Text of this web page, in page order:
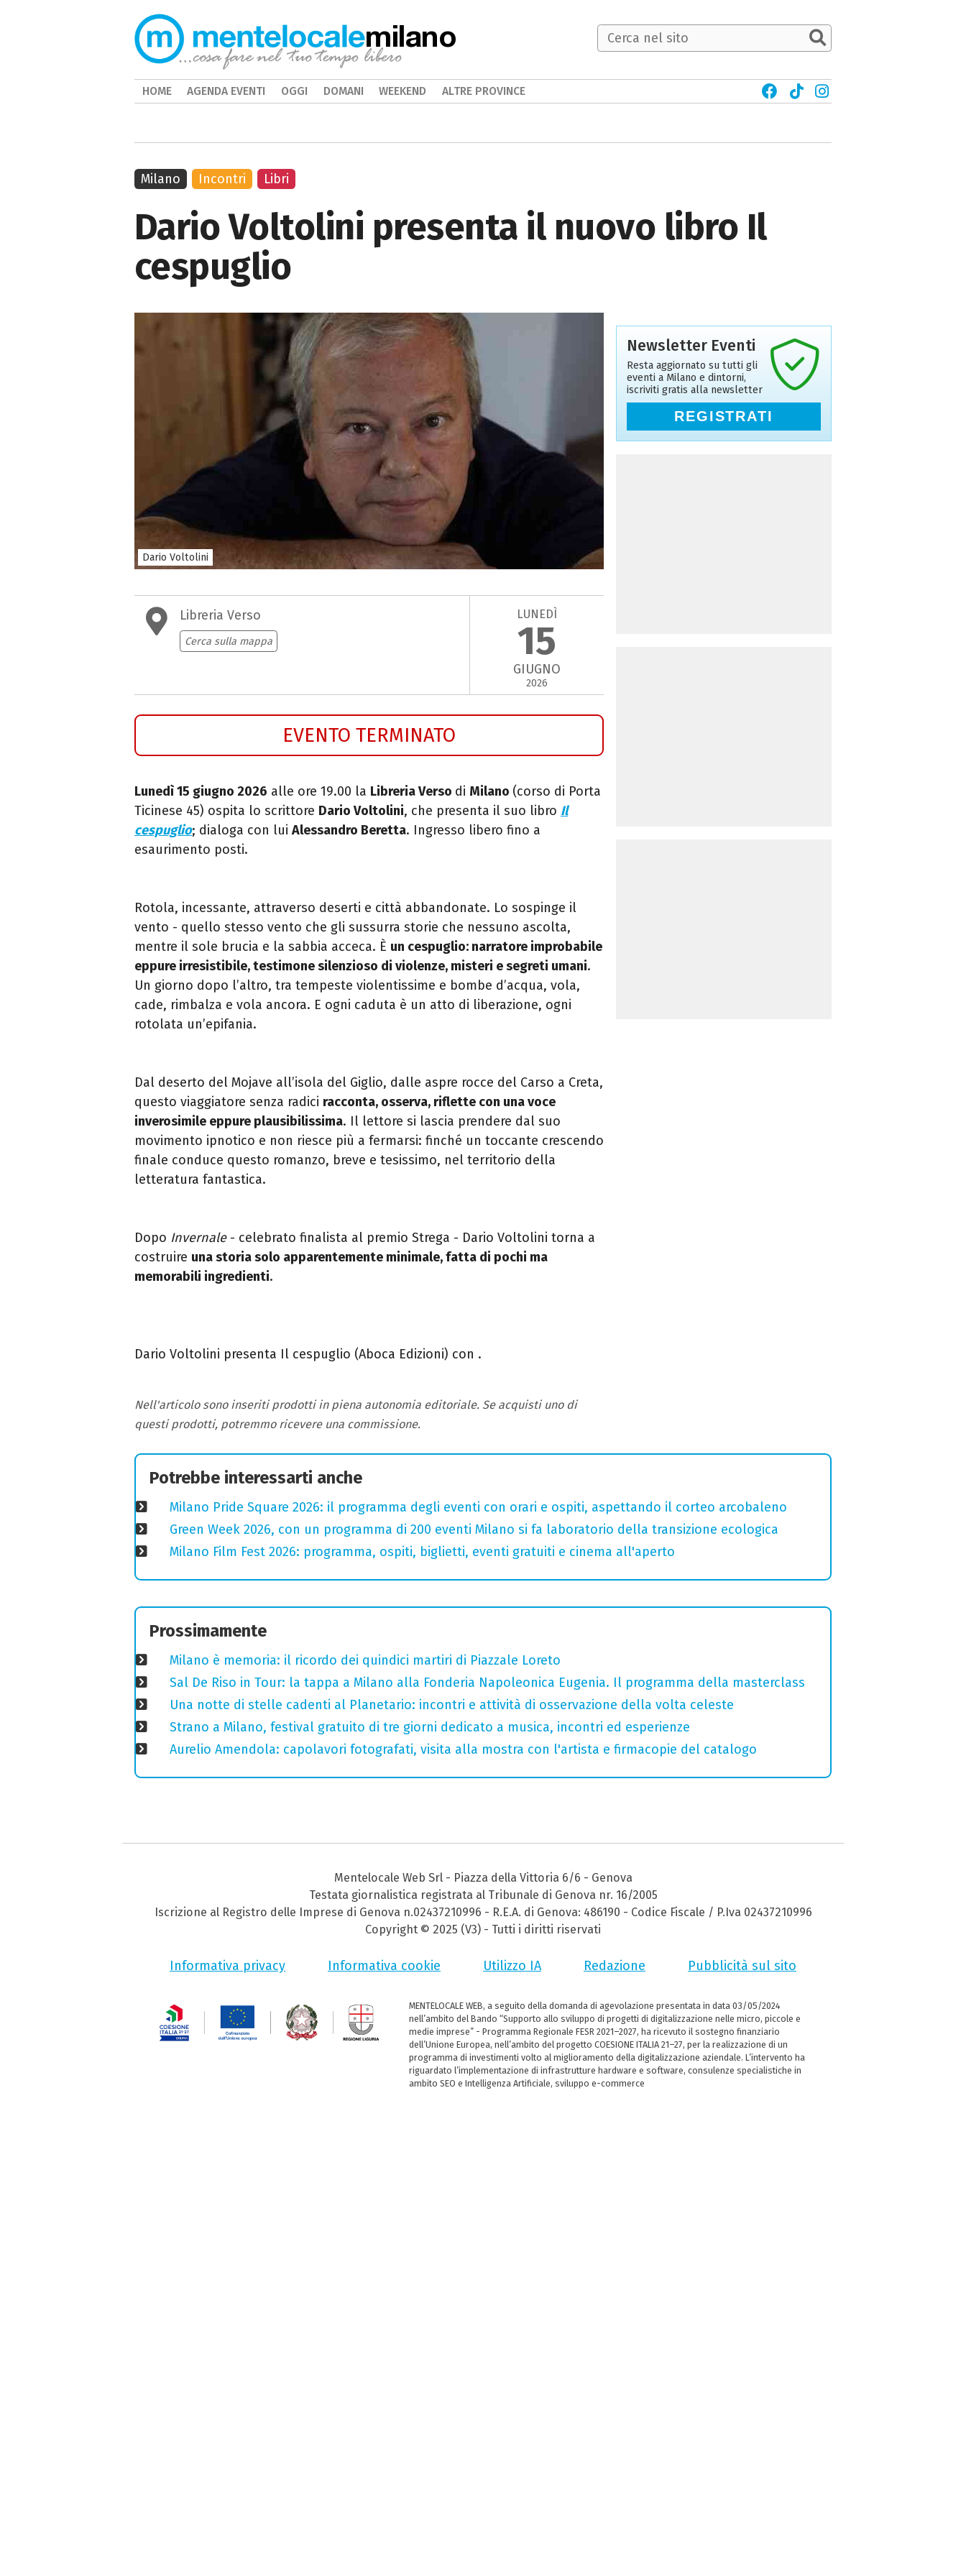
Dario Voltolini presenta il nuovo libro Il
cespuglio
Dario Voltolini
Libreria Verso
Cerca sulla mappa
LUNEDÌ
15
GIUGNO
2026
EVENTO TERMINATO
Lunedì 15 giugno 2026 alle ore 19.00 la Libreria Verso di Milano (corso di Porta
Ticinese 45) ospita lo scrittore Dario Voltolini, che presenta il suo libro Il
cespuglio; dialoga con lui Alessandro Beretta. Ingresso libero fino a
esaurimento posti.
Rotola, incessante, attraverso deserti e città abbandonate. Lo sospinge il
vento - quello stesso vento che gli sussurra storie che nessuno ascolta,
mentre il sole brucia e la sabbia acceca. È un cespuglio: narratore improbabile
eppure irresistibile, testimone silenzioso di violenze, misteri e segreti umani.
Un giorno dopo l’altro, tra tempeste violentissime e bombe d’acqua, vola,
cade, rimbalza e vola ancora. E ogni caduta è un atto di liberazione, ogni
rotolata un’epifania.
Dal deserto del Mojave all’isola del Giglio, dalle aspre rocce del Carso a Creta,
questo viaggiatore senza radici racconta, osserva, riflette con una voce
inverosimile eppure plausibilissima. Il lettore si lascia prendere dal suo
movimento ipnotico e non riesce più a fermarsi: finché un toccante crescendo
finale conduce questo romanzo, breve e tesissimo, nel territorio della
letteratura fantastica.
Dopo Invernale - celebrato finalista al premio Strega - Dario Voltolini torna a
costruire una storia solo apparentemente minimale, fatta di pochi ma
memorabili ingredienti.
Dario Voltolini presenta Il cespuglio (Aboca Edizioni) con .
Nell'articolo sono inseriti prodotti in piena autonomia editoriale. Se acquisti uno di
questi prodotti, potremmo ricevere una commissione.
Milano Incontri Libri
Newsletter Eventi
Resta aggiornato su tutti gli
eventi a Milano e dintorni,
iscriviti gratis alla newsletter
REGISTRATI
Potrebbe interessarti anche
Milano Pride Square 2026: il programma degli eventi con orari e ospiti, aspettando il corteo arcobaleno
Green Week 2026, con un programma di 200 eventi Milano si fa laboratorio della transizione ecologica
Milano Film Fest 2026: programma, ospiti, biglietti, eventi gratuiti e cinema all'aperto
Prossimamente
Milano è memoria: il ricordo dei quindici martiri di Piazzale Loreto
Sal De Riso in Tour: la tappa a Milano alla Fonderia Napoleonica Eugenia. Il programma della masterclass
Una notte di stelle cadenti al Planetario: incontri e attività di osservazione della volta celeste
Strano a Milano, festival gratuito di tre giorni dedicato a musica, incontri ed esperienze
Aurelio Amendola: capolavori fotografati, visita alla mostra con l'artista e firmacopie del catalogo
milano
HOME AGENDA EVENTI OGGI DOMANI WEEKEND ALTRE PROVINCE
Mentelocale Web Srl - Piazza della Vittoria 6/6 - Genova
Testata giornalistica registrata al Tribunale di Genova nr. 16/2005
Iscrizione al Registro delle Imprese di Genova n.02437210996 - R.E.A. di Genova: 486190 - Codice Fiscale / P.Iva 02437210996
Copyright © 2025 (V3) - Tutti i diritti riservati
Informativa privacy Informativa cookie Utilizzo IA Redazione Pubblicità sul sito
MENTELOCALE WEB, a seguito della domanda di agevolazione presentata in data 03/05/2024
nell’ambito del Bando “Supporto allo sviluppo di progetti di digitalizzazione nelle micro, piccole e
medie imprese” - Programma Regionale FESR 2021–2027, ha ricevuto il sostegno finanziario
dell’Unione Europea, nell’ambito del progetto COESIONE ITALIA 21–27, per la realizzazione di un
programma di investimenti volto al miglioramento della digitalizzazione aziendale. L’intervento ha
riguardato l’implementazione di infrastrutture hardware e software, consulenze specialistiche in
ambito SEO e Intelligenza Artificiale, sviluppo e-commerce